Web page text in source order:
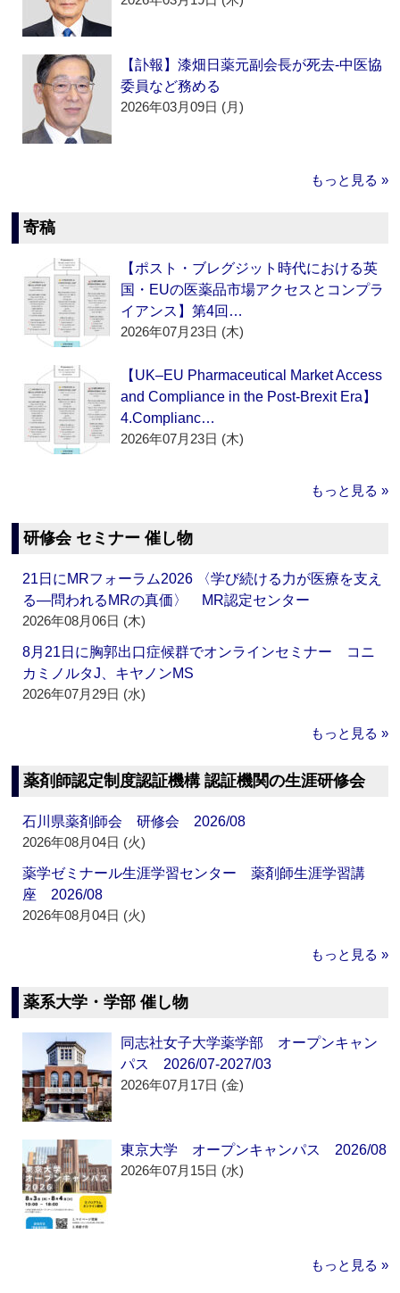
【訃報】漆畑日薬元副会長が死去‐中医協
委員など務める
2026年03月09日 (月)
もっと見る »
寄稿
【ポスト・ブレグジット時代における英
国・EUの医薬品市場アクセスとコンプラ
イアンス】第4回…
2026年07月23日 (木)
【UK–EU Pharmaceutical Market Access
and Compliance in the Post-Brexit Era】
4.Complianc…
2026年07月23日 (木)
もっと見る »
研修会 セミナー 催し物
21日にMRフォーラム2026 〈学び続ける力が医療を支え
る―問われるMRの真価〉 MR認定センター
2026年08月06日 (木)
8月21日に胸郭出口症候群でオンラインセミナー コニ
カミノルタJ、キヤノンMS
2026年07月29日 (水)
もっと見る »
薬剤師認定制度認証機構 認証機関の生涯研修会
石川県薬剤師会 研修会 2026/08
2026年08月04日 (火)
薬学ゼミナール生涯学習センター 薬剤師生涯学習講
座 2026/08
2026年08月04日 (火)
もっと見る »
薬系大学・学部 催し物
同志社女子大学薬学部 オープンキャン
パス 2026/07-2027/03
2026年07月17日 (金)
東京大学 オープンキャンパス 2026/08
2026年07月15日 (水)
もっと見る »